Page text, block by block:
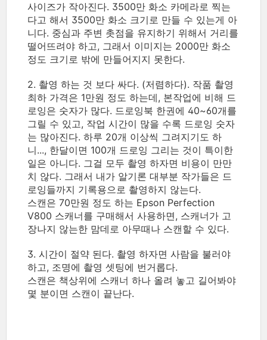
사이즈가 작아진다. 3500만 화소 카메라로 찍는
다고 해서 3500만 화소 크기로 만들 수 있는게 아
니다. 중심과 주변 촛점을 유지하기 위해서 거리를
떨어뜨려야 하고, 그래서 이미지는 2000만 화소
정도 크기로 밖에 만들어지지 못한다.
2. 촬영 하는 것 보다 싸다. (저렴하다). 작품 촬영
최하 가격은 1만원 정도 하는데, 본작업에 비해 드
로잉은 숫자가 많다. 드로잉북 한권에 40~60개를
그릴 수 있고, 작업 시간이 많을 수록 드로잉 숫자
는 많아진다. 하루 20개 이상씩 그려지기도 하
니..., 한달이면 100개 드로잉 그리는 것이 특이한
일은 아니다. 그걸 모두 촬영 하자면 비용이 만만
치 않다. 그래서 내가 알기론 대부분 작가들은 드
로잉들까지 기록용으로 촬영하지 않는다.
스캔은 70만원 정도 하는 Epson Perfection
V800 스캐너를 구매해서 사용하면, 스캐너가 고
장나지 않는한 맘데로 아무때나 스캔할 수 있다.
3. 시간이 절약 된다. 촬영 하자면 사람을 불러야
하고, 조명에 촬영 셋팅에 번거롭다.
스캔은 책상위에 스캐너 하나 올려 놓고 길어봐야
몇 분이면 스캔이 끝난다.